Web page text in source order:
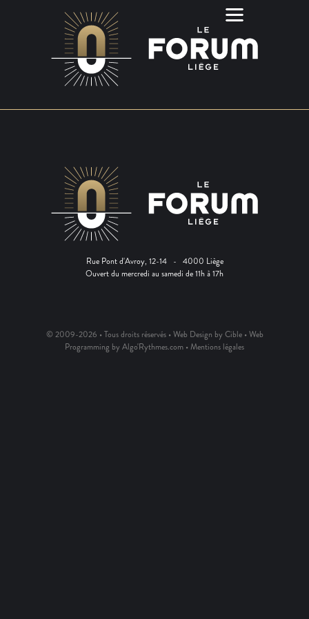
Rue Pont d'Avroy, 12-14 - 4000 Liège
Ouvert du mercredi au samedi de 11h à 17h
© 2009-2026 • Tous droits réservés • Web Design by Cible • Web
Programming by Algo'Rythmes.com •Mentions légales